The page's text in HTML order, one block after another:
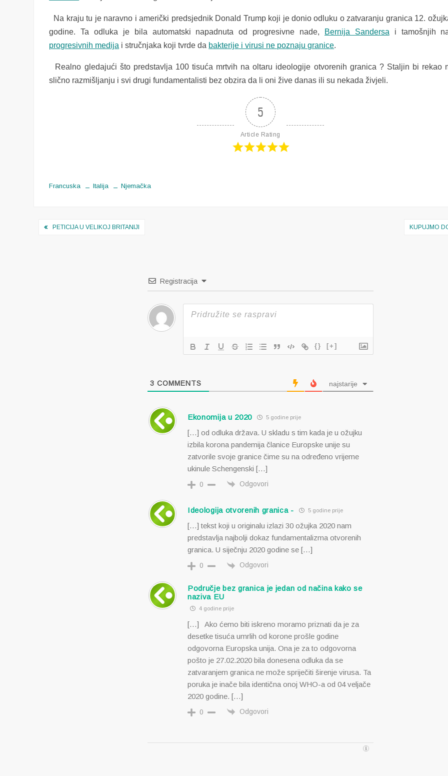
Na kraju tu je naravno i američki predsjednik Donald Trump koji je donio odluku o zatvaranju granica 12.
godine. Ta odluka je bila automatski napadnuta od progresivne nade,
Bernija Sandersa i tamošnjih
progresivnih medija i stručnjaka koji tvrde da bakterije i virusi ne poznaju granice.
Realno gledajući što predstavlja 100 tisuća mrtvih na oltaru ideologije otvorenih granica ? Staljin bi rekao
slično razmišljanju i svi drugi fundamentalisti bez obzira da li oni žive danas ili su nekada živjeli.
5
Article Rating
Francuska Italija Njemačka
Navigacija
PETICIJA U VELIKOJ BRITANIJI KUPUJMO
Registracija
{} [+]
3 COMMENTS najstarije
Ekonomija u 2020 5 godine prije
[…] od odluka država. U skladu s tim kada je u ožujku
izbila korona pandemija članice Europske unije su
zatvorile svoje granice čime su na određeno vrijeme
ukinule Schengenski […]
0 Odgovori
Ideologija otvorenih granica - 5 godine prije
[…] tekst koji u originalu izlazi 30 ožujka 2020 nam
predstavlja najbolji dokaz fundamentalizma otvorenih
granica. U siječnju 2020 godine se […]
0 Odgovori
Područje bez granica je jedan od načina kako se
naziva EU
4 godine prije
[…] Ako ćemo biti iskreno moramo priznati da je za
desetke tisuća umrlih od korone prošle godine
odgovorna Europska unija. Ona je za to odgovorna
pošto je 27.02.2020 bila donesena odluka da se
zatvaranjem granica ne može spriječiti širenje virusa. Ta
poruka je inače bila identična onoj WHO-a od 04 veljače
2020 godine. […]
0 Odgovori